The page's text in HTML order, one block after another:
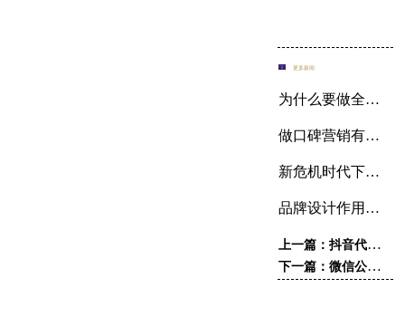
更多新闻
为什么要做全网推广整合营销
做口碑营销有哪些好的方法？
新危机时代下的品牌公关
品牌设计作用在哪
上一篇：抖音代运营公司为企业带来哪些效果？
下一篇：微信公众号代运营公司一篇文章如何收费？